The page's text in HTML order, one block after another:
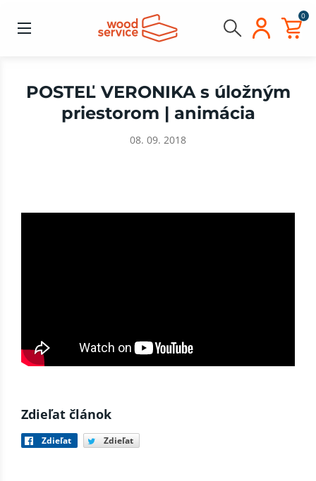
0
POSTEĽ VERONIKA s úložným
priestorom | animácia
08. 09. 2018
Zdieľat článok
Zdieľat Zdieľat